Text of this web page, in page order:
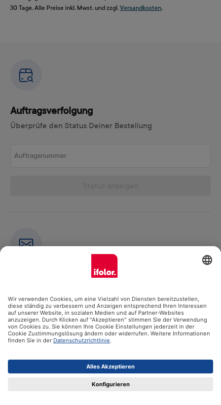
30 Tage. Alle Preise inkl. Mwst. und zzgl. Versandkosten.
Auftragsverfolgung
Überprüfe den Status Deiner Bestellung
Abonniere jetzt unseren Newsletter
E-Mail-Adresse eingeben